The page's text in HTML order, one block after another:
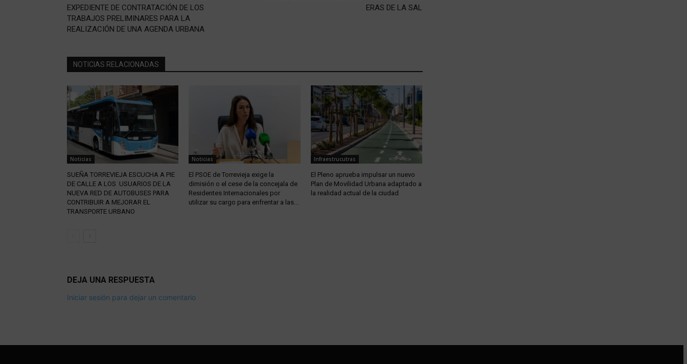
EXPEDIENTE DE CONTRATACIÓN DE LOS
TRABAJOS PRELIMINARES PARA LA
REALIZACIÓN DE UNA AGENDA URBANA
ERAS DE LA SAL
NOTICIAS RELACIONADAS
Noticias
SUEÑA TORREVIEJA ESCUCHA A PIE
DE CALLE A LOS USUARIOS DE LA
NUEVA RED DE AUTOBUSES PARA
CONTRIBUIR A MEJORAR EL
TRANSPORTE URBANO
Noticias
El PSOE de Torrevieja exige la
dimisión o el cese de la concejala de
Residentes Internacionales por
utilizar su cargo para enfrentar a las...
Infraestrucutras
El Pleno aprueba impulsar un nuevo
Plan de Movilidad Urbana adaptado a
la realidad actual de la ciudad
DEJA UNA RESPUESTA
Iniciar sesión para dejar un comentario